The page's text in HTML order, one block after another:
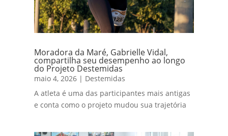
Moradora da Maré, Gabrielle Vidal,
compartilha seu desempenho ao longo
do Projeto Destemidas
maio 4, 2026 | Destemidas
A atleta é uma das participantes mais antigas
e conta como o projeto mudou sua trajetória